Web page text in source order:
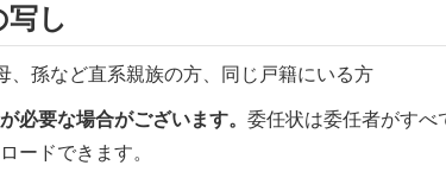
写し
、孫など直系親族の方、同じ戸籍にいる方
必要な場合がございます。 委任状は委任者がすべ
ードできます。